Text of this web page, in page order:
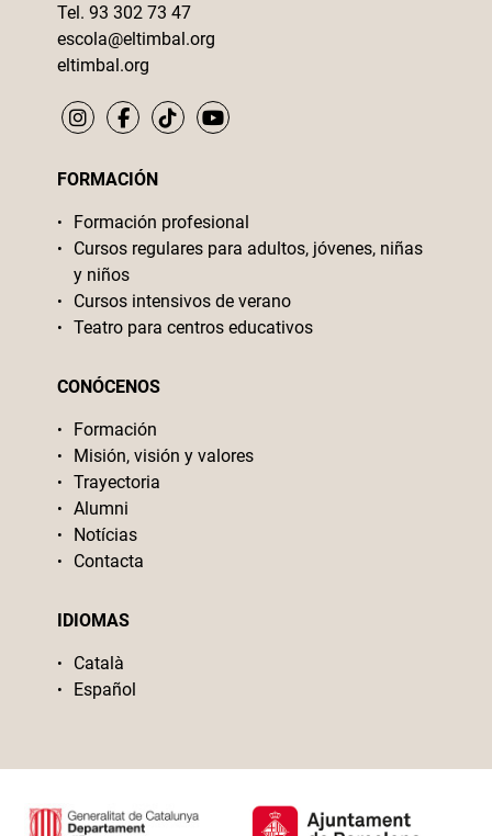
Tel. 93 302 73 47
escola@eltimbal.org
eltimbal.org
FORMACIÓN
Formación profesional
Cursos regulares para adultos, jóvenes, niñas
y niños
Cursos intensivos de verano
Teatro para centros educativos
CONÓCENOS
Formación
Misión, visión y valores
Trayectoria
Alumni
Notícias
Contacta
IDIOMAS
Català
Español